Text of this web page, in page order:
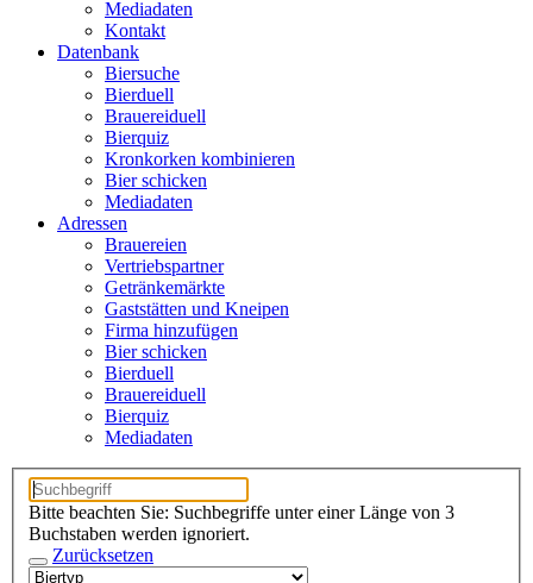
Mediadaten
Kontakt
Datenbank
Biersuche
Bierduell
Brauereiduell
Bierquiz
Kronkorken kombinieren
Bier schicken
Mediadaten
Adressen
Brauereien
Vertriebspartner
Getränkemärkte
Gaststätten und Kneipen
Firma hinzufügen
Bier schicken
Bierduell
Brauereiduell
Bierquiz
Mediadaten
Bitte beachten Sie: Suchbegriffe unter einer Länge von 3
Buchstaben werden ignoriert.
Zurücksetzen